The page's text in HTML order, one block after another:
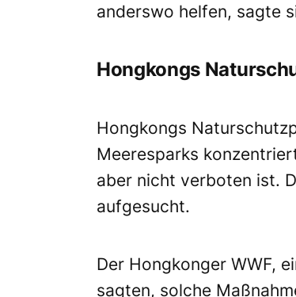
anderswo helfen, sagte
Hongkongs
Hongkongs
Meeresparks
aber nicht verboten ist.
aufgesucht.
Der Hongkonger WWF,
sagten, solche